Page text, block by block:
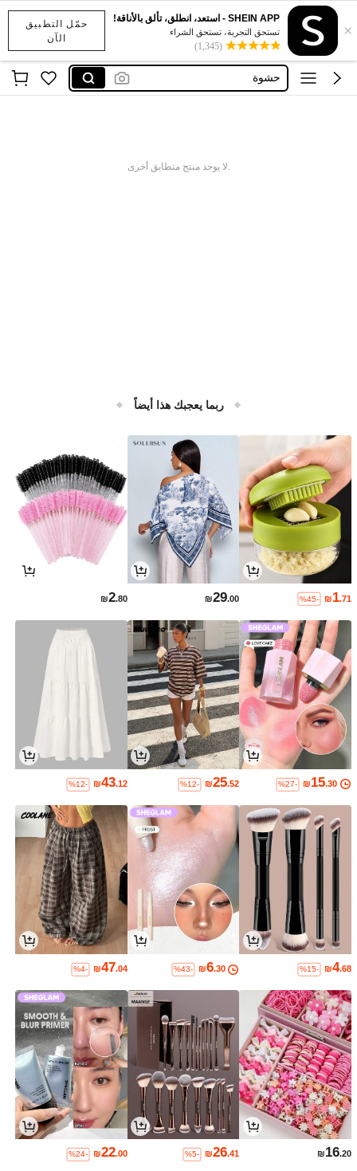
حمّل التطبيق
الآن
×
SHEIN APP - استعد، انطلق، تألق بالأناقة!
تستحق التجربة، تستحق الشراء
(1,345)
دزني
cirelle
حشوة
.لا يوجد منتج متطابق أخرى
ربما يعجبك هذا أيضاً
₪1.71
%45-
₪29.00
₪2.80
₪15.30
%27-
₪25.52
%12-
₪43.12
%12-
₪4.68
%15-
₪6.30
%43-
₪47.04
%4-
₪16.20
₪26.41
%5-
₪22.00
%24-